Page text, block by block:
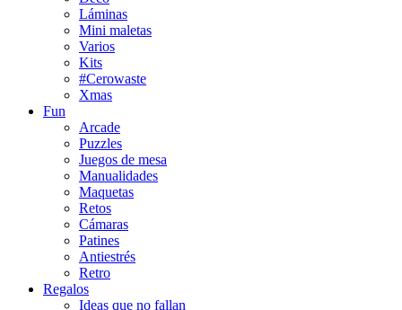
Láminas
Mini maletas
Varios
Kits
#Cerowaste
Xmas
Fun
Arcade
Puzzles
Juegos de mesa
Manualidades
Maquetas
Retos
Cámaras
Patines
Antiestrés
Retro
Regalos
Ideas que no fallan